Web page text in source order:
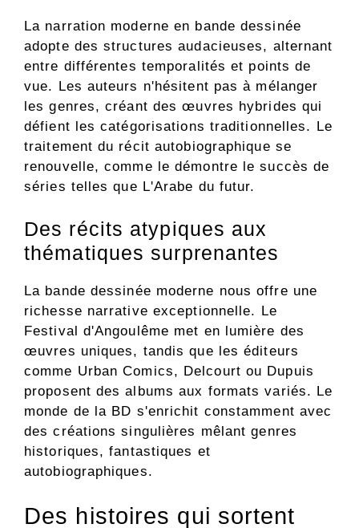
La narration moderne en bande dessinée
adopte des structures audacieuses, alternant
entre différentes temporalités et points de
vue. Les auteurs n'hésitent pas à mélanger
les genres, créant des œuvres hybrides qui
défient les catégorisations traditionnelles. Le
traitement du récit autobiographique se
renouvelle, comme le démontre le succès de
séries telles que L'Arabe du futur.
Des récits atypiques aux
thématiques surprenantes
La bande dessinée moderne nous offre une
richesse narrative exceptionnelle. Le
Festival d'Angoulême met en lumière des
œuvres uniques, tandis que les éditeurs
comme Urban Comics, Delcourt ou Dupuis
proposent des albums aux formats variés. Le
monde de la BD s'enrichit constamment avec
des créations singulières mêlant genres
historiques, fantastiques et
autobiographiques.
Des histoires qui sortent